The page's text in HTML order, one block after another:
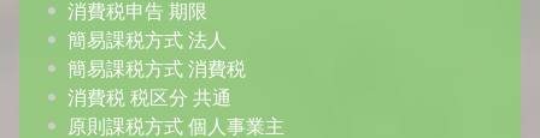
消費税申告 期限
簡易課税方式 法人
簡易課税方式 消費税
消費税 税区分 共通
原則課税方式 個人事業主